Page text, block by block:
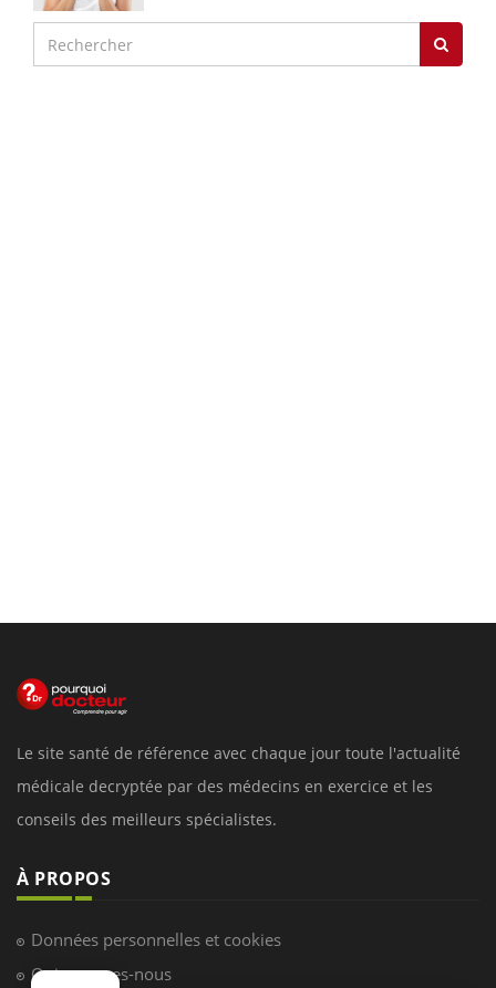
Le site santé de référence avec chaque jour toute l'actualité
médicale decryptée par des médecins en exercice et les
conseils des meilleurs spécialistes.
À PROPOS
Données personnelles et cookies
Qui sommes-nous